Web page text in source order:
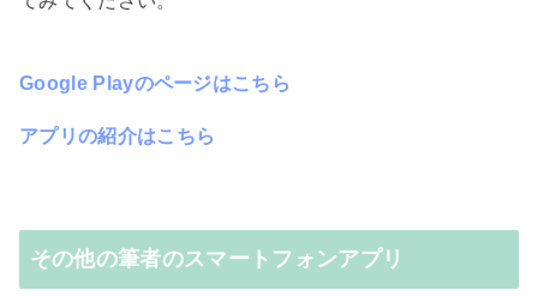
Google Playのページはこちら
アプリの紹介はこちら
その他の筆者のスマートフォンアプリ